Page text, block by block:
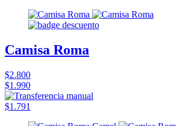
Camisa Roma
$2.800
$1.990
$1.791